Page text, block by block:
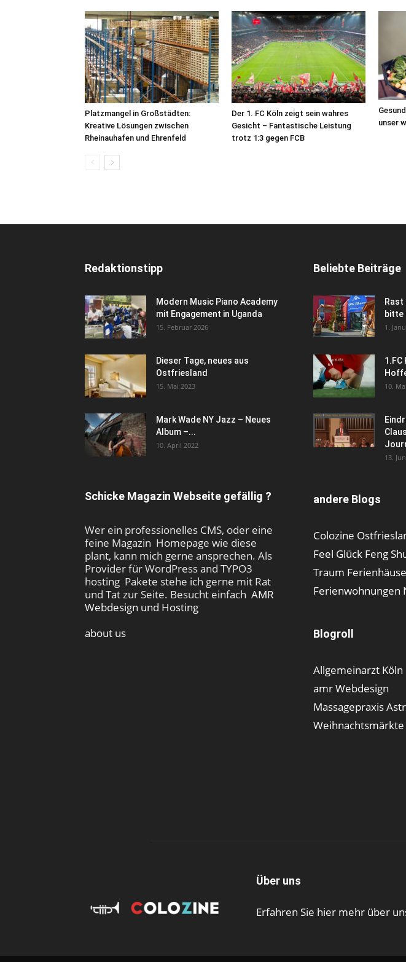
Platzmangel in Großstädten:
Kreative Lösungen zwischen
Rheinauhafen und Ehrenfeld
Der 1. FC Köln zeigt sein wahres
Gesicht – Fantastische Leistung
trotz 1:3 gegen FCB
unser
Redaktionstipp
Modern Music Piano Academy
mit Engagement in Uganda
15. Februar 2026
Dieser Tage, neues aus
Ostfriesland
15. Mai 2023
Mark Wade NY Jazz – Neues
Album –...
10. April 2022
Schicke Magazin Webseite gefällig ?
Wer ein professionelles CMS, oder eine
feine Magazin Homepage wie diese
plant, kann mich gerne ansprechen. Als
Provider für WordPress and TYPO3
hosting Pakete stehe ich gerne mit Rat
und Tat zur Seite. Besucht einfach AMR
Webdesign und Hosting
about us
Beliebte Beiträge
Rast
bitte
1.
1.FC
10.
13.
andere Blogs
Colozine
Feel Glück Feng
Traum
Ferienwohnungen
Blogroll
Allgemeinarzt Köln
amr Webdesign
Massagepraxis
Über uns
Erfahren Sie hier mehr über